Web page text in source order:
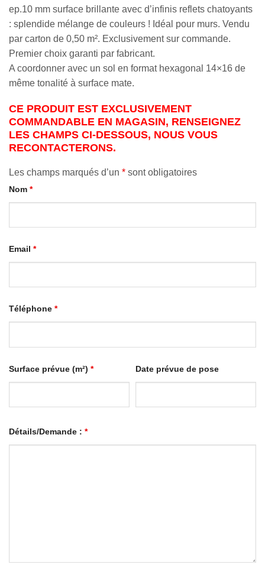
ep.10 mm surface brillante avec d’infinis reflets chatoyants
: splendide mélange de couleurs ! Idéal pour murs. Vendu
par carton de 0,50 m². Exclusivement sur commande.
Premier choix garanti par fabricant.
A coordonner avec un sol en format hexagonal 14×16 de
même tonalité à surface mate.
CE PRODUIT EST EXCLUSIVEMENT
COMMANDABLE EN MAGASIN, RENSEIGNEZ
LES CHAMPS CI-DESSOUS, NOUS VOUS
RECONTACTERONS.
Les champs marqués d’un * sont obligatoires
Nom *
Email *
Téléphone *
Surface prévue (m²) * Date prévue de pose
Détails/Demande : *